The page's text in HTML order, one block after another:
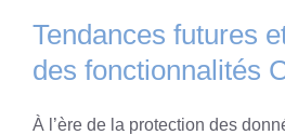
Tendances futures
des fonctionnalités
À l’ère de la protection des